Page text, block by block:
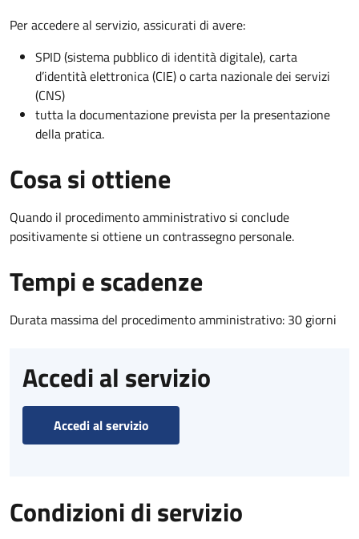
Per accedere al servizio, assicurati di avere:
SPID (sistema pubblico di identità digitale), carta
d’identità elettronica (CIE) o carta nazionale dei servizi
(CNS)
tutta la documentazione prevista per la presentazione
della pratica.
Cosa si ottiene
Quando il procedimento amministrativo si conclude
positivamente si ottiene un contrassegno personale.
Tempi e scadenze
Durata massima del procedimento amministrativo: 30 giorni
Accedi al servizio
Accedi al servizio
Condizioni di servizio